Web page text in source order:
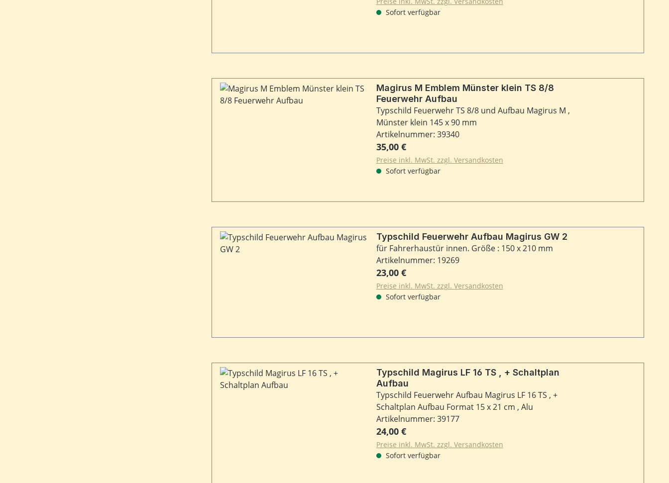
Sofort verfügbar
Magirus M Emblem Münster klein TS 8/8
Feuerwehr Aufbau
Typschild Feuerwehr TS 8/8 und Aufbau Magirus M ,
Münster klein 145 x 90 mm
Artikelnummer: 39340
Regulärer Preis:
35,00 €
Preise inkl. MwSt. zzgl. Versandkosten
Sofort verfügbar
Typschild Feuerwehr Aufbau Magirus GW 2
für Fahrerhaustür innen. Größe : 150 x 210 mm
Artikelnummer: 19269
Regulärer Preis:
23,00 €
Preise inkl. MwSt. zzgl. Versandkosten
Sofort verfügbar
Typschild Magirus LF 16 TS , + Schaltplan
Aufbau
Typschild Feuerwehr Aufbau Magirus LF 16 TS , +
Schaltplan Aufbau Format 15 x 21 cm , Alu
Artikelnummer: 39177
Regulärer Preis:
24,00 €
Preise inkl. MwSt. zzgl. Versandkosten
Sofort verfügbar